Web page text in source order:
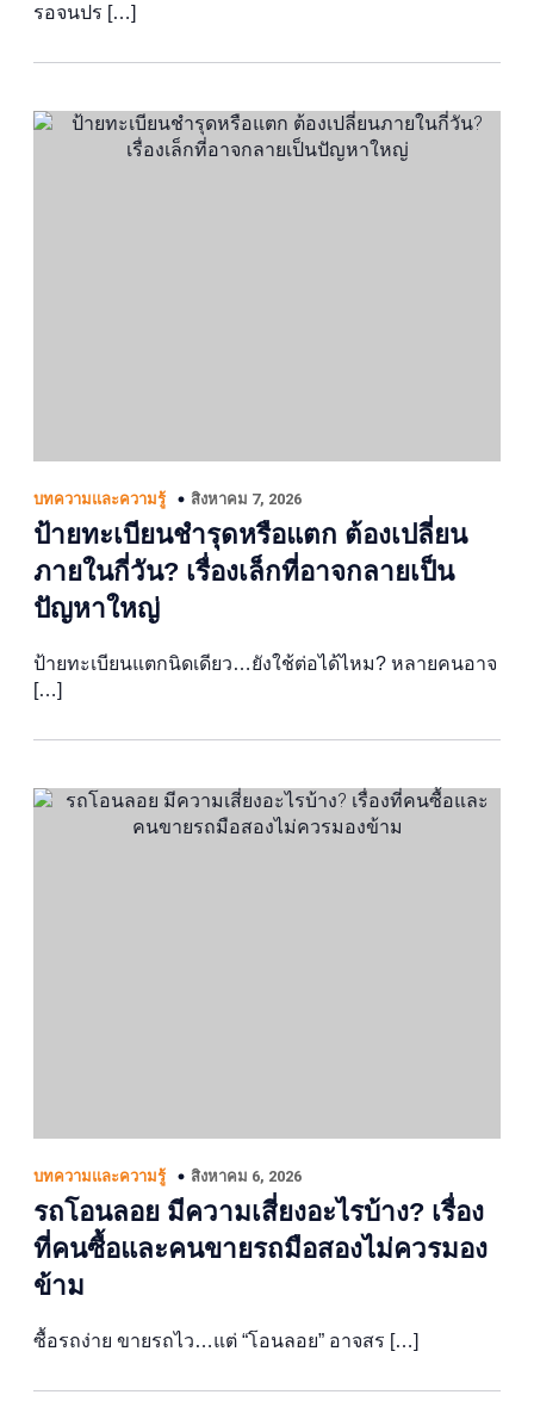
รอจนปร […]
บทความและความรู้ สิงหาคม 7, 2026
ป้ายทะเบียนชำรุดหรือแตก ต้องเปลี่ยน
ภายในกี่วัน? เรื่องเล็กที่อาจกลายเป็น
ปัญหาใหญ่
ป้ายทะเบียนแตกนิดเดียว…ยังใช้ต่อได้ไหม? หลายคนอาจ
[…]
บทความและความรู้ สิงหาคม 6, 2026
รถโอนลอย มีความเสี่ยงอะไรบ้าง? เรื่อง
ที่คนซื้อและคนขายรถมือสองไม่ควรมอง
ข้าม
ซื้อรถง่าย ขายรถไว…แต่ “โอนลอย” อาจสร […]